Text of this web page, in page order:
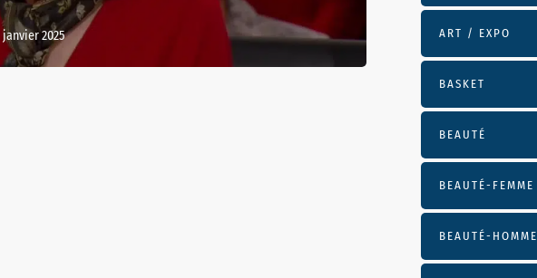
janvier 2025 ART / EXPO
BASKET
BEAUTÉ
BEAUTÉ-FEMME
BEAUTÉ-HOMME